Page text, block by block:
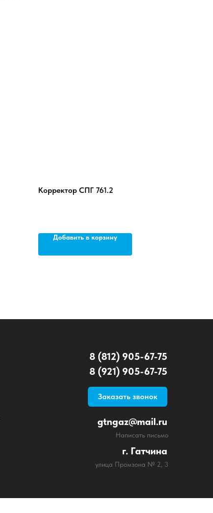
Корректор СПГ 761.2
Добавить в корзину
Заказать звонок
8 (812) 905-67-75
улица Промзона № 2, 3
gtngaz@mail.ru
г. Гатчина
Написать письмо
8 (921) 905-67-75